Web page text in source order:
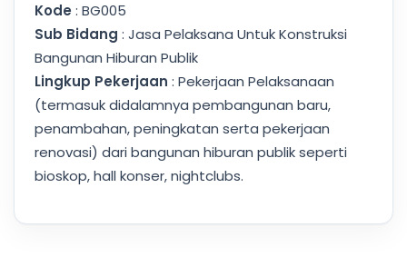
Kode : BG005
Sub Bidang : Jasa Pelaksana Untuk Konstruksi
Bangunan Hiburan Publik
Lingkup Pekerjaan : Pekerjaan Pelaksanaan
(termasuk didalamnya pembangunan baru,
penambahan, peningkatan serta pekerjaan
renovasi) dari bangunan hiburan publik seperti
bioskop, hall konser, nightclubs.